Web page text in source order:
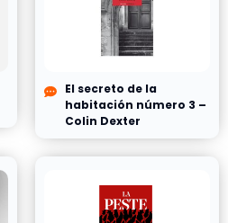
El secreto de la
habitación número 3 –
Colin Dexter